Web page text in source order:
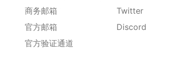
商务邮箱
官方邮箱
官方验证通道
Twitter
Discord